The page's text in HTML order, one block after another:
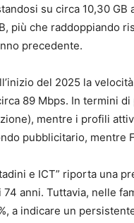
su circa 10,30
più che raddoppiando
precedente.
del 2025 la
89 Mbps. In termini
mentre i profili
pubblicitario, mentre
e ICT” riporta una
anni. Tuttavia, nelle
a indicare un